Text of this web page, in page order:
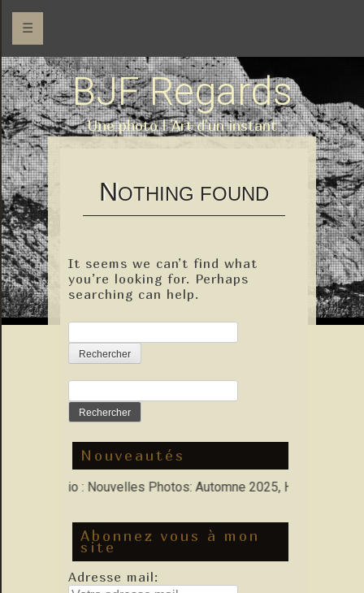
☰
BJF Regards
Une photo l 'Art d'un instant
NOTHING FOUND
It seems we can’t find what
you’re looking for. Perhaps
searching can help.
Nouveautés
Porfolio : Nouvelles Photos: Automne 2025, Hiver 2026
Abonnez vous à mon
site
Adresse mail: